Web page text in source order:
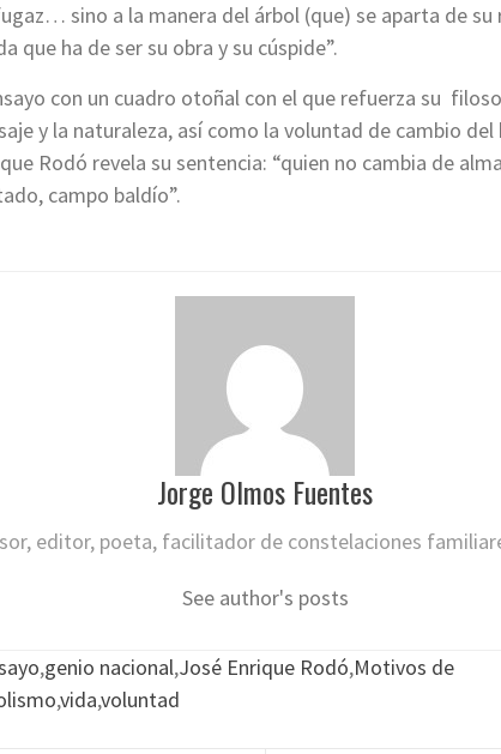
sino a la manera del árbol (que) se aparta de su
que ha de ser su obra y su cúspide”.
con un cuadro otoñal con el que refuerza su
y la naturaleza, así como la voluntad de cambio
Rodó revela su sentencia: “quien no cambia de
campo baldío”.
Jorge Olmos Fuentes
editor, poeta, facilitador de constelaciones
See author's posts
,genio nacional,José Enrique Rodó,Motivos de
,vida,voluntad